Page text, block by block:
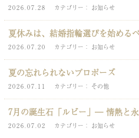
2026.07.28 カテゴリー お知らせ
夏休みは、結婚指輪選びを始める
2026.07.20 カテゴリー お知らせ
夏の忘れられないプロポーズ
2026.07.11 カテゴリー その他
7月の誕生石「ルビー」― 情熱と
2026.07.02 カテゴリー お知らせ